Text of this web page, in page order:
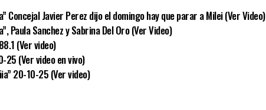
Concejal Javier Perez dijo el domingo hay que parar a Milei (Ver Video)
Paula Sanchez y Sabrina Del Oro (Ver Video)
(Ver video)
25 (Ver video en vivo)
20-10-25 (Ver video)